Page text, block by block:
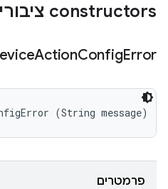
‫constructors ציבוריים
ActionConfigError
(String message)
פרמטרים